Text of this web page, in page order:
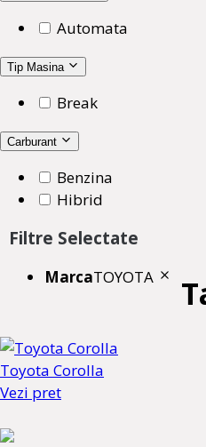
Automata
Tip Masina
Break
Carburant
Benzina
Hibrid
Filtre Selectate
MarcaTOYOTA
Toyota Corolla
Vezi pret